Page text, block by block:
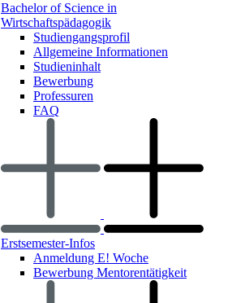
Bachelor of Science in
Wirtschaftspädagogik
Studiengangsprofil
Allgemeine Informationen
Studieninhalt
Bewerbung
Professuren
FAQ
Erstsemester-Infos
Anmeldung E! Woche
Bewerbung Mentorentätigkeit